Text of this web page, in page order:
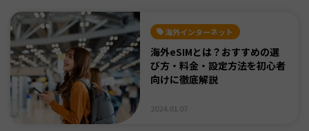
海外インターネット
海外eSIMとは？おすすめの選
び方・料金・設定方法を初心者
向けに徹底解説